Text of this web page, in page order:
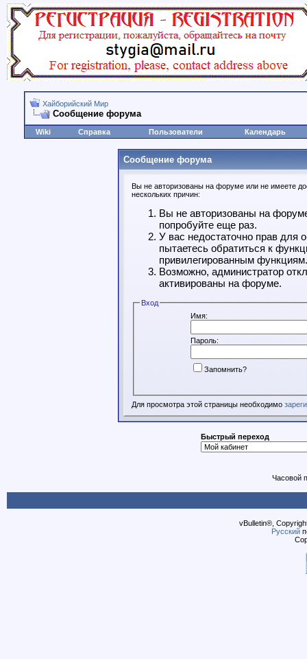
Хайборийский Мир
Сообщение форума
Wiki Справка Пользователи Календарь
Сообщение форума
Вы не авторизованы на форуме или не имеете
нескольких причин:
Вы не авторизованы на
попробуйте еще раз.
У вас недостаточно прав для
пытаетесь обратиться к
привилегированным функциям.
Возможно, администратор
активированы на форуме.
Вход
Имя:
Пароль:
Запомнить?
Для просмотра этой страницы необходимо
Быстрый переход
Часовой
vBulletin®,
Русский